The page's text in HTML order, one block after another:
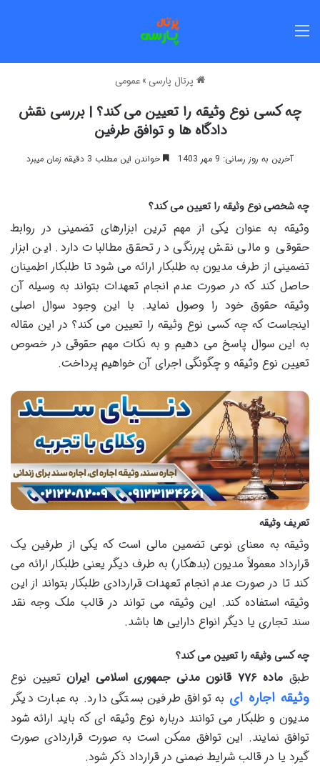
پرتال پارسی »عمومی
چه کسی نوع وثیقه را تعیین می کند؟ | بررسی نقش
دادگاه ها و توافق طرفین
آخرین به روز رسانی: 9 مهر 1403 خواندن این مطلب 3 دقیقه زمان میبرد
چه شخصی نوع وثیقه را تعیین می کند؟
وثیقه به عنوان یکی از مهم ترین ابزارهای تضمینی در روابط
حقوقی و مالی نقش پررنگی در تحقق مطالبات دارد. این ابزار
تضمینی از طرف مدیون به طلبکار ارائه می شود تا طلبکار اطمینان
حاصل کند که در صورت عدم انجام تعهدات بتواند به وسیله آن
وثیقه حقوق خود را وصول نماید. با این وجود سوال اصلی
اینجاست که چه کسی نوع وثیقه را تعیین می کند؟ در این مقاله
به این سوال پاسخ می دهیم و به نکات مهم حقوقی در خصوص
تعیین نوع وثیقه و چگونگی اجرای آن خواهیم پرداخت.
تعریف وثیقه
وثیقه به معنای نوعی تضمین مالی است که یکی از طرفین یک
قرارداد معمولاً مدیون (بدهکار) به طرف دیگر یعنی طلبکار ارائه می
کند تا در صورت عدم انجام تعهدات قراردادی طلبکار بتواند از این
وثیقه استفاده کند. این وثیقه می تواند در قالب ملک وجه نقد
سند تجاری یا دیگر انواع دارایی ها باشد.
چه کسی وثیقه را تعیین می کند؟
طبق ماده۷۷۶ قانون مدنی جمهوری اسلامی ایرانتعیین نوع
وثیقه اجاره ای به توافق طرفین بستگی دارد. به عبارت دیگر
مدیون و طلبکار می توانند درباره نوع وثیقه ای که باید ارائه شود
توافق نمایند. این توافق ممکن است به صورت قراردادی صورت
گیرد یا در قالب شرایط ضمنی در قرارداد ذکر شود.